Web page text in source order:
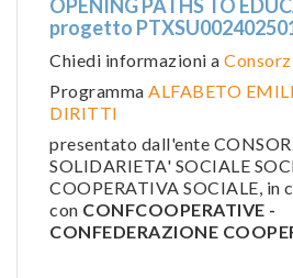
OPENING PATHS TO
progetto
Chiedi informazioni a
Programma ALFABETO
DIRITTI
presentato dall'ente
SOLIDARIETA' SOCIALE
COOPERATIVA SOCIALE, in
con CONFCOOPERATIVE -
CONFEDERAZIONE